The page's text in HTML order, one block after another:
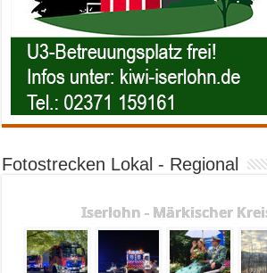
Fotostrecken Lokal - Regional
Iserlohn - Märkischer